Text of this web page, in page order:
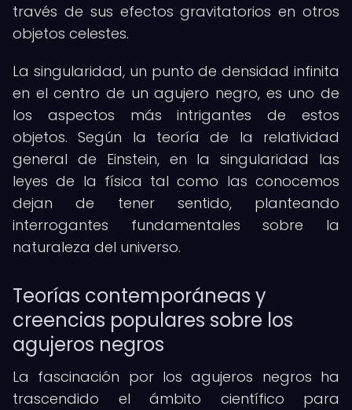
través de sus efectos gravitatorios en otros
objetos celestes.
La singularidad, un punto de densidad infinita
en el centro de un agujero negro, es uno de
los aspectos más intrigantes de estos
objetos. Según la teoría de la relatividad
general de Einstein, en la singularidad las
leyes de la física tal como las conocemos
dejan de tener sentido, planteando
interrogantes fundamentales sobre la
naturaleza del universo.
Teorías contemporáneas y
creencias populares sobre los
agujeros negros
La fascinación por los agujeros negros ha
trascendido el ámbito científico para